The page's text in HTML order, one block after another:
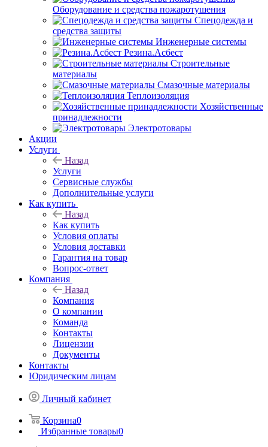
Оборудование и средства пожаротушения
Спецодежда и
средства защиты
Инженерные системы
Резина.Асбест
Строительные
материалы
Смазочные материалы
Теплоизоляция
Хозяйственные
принадлежности
Электротовары
Акции
Услуги
Назад
Услуги
Сервисные службы
Дополнительные услуги
Как купить
Назад
Как купить
Условия оплаты
Условия доставки
Гарантия на товар
Вопрос-ответ
Компания
Назад
Компания
О компании
Команда
Контакты
Лицензии
Документы
Контакты
Юридическим лицам
Личный кабинет
Корзина0
Избранные товары0